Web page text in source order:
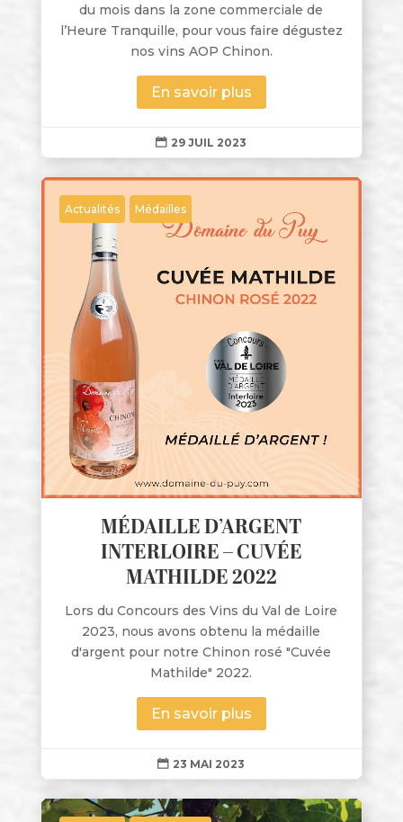
du mois dans la zone commerciale de
l’Heure Tranquille, pour vous faire dégustez
nos vins AOP Chinon.
En savoir plus
 29 JUIL 2023
Actualités Médailles
MÉDAILLE D’ARGENT
INTERLOIRE – CUVÉE
MATHILDE 2022
Lors du Concours des Vins du Val de Loire
2023, nous avons obtenu la médaille
d'argent pour notre Chinon rosé "Cuvée
Mathilde" 2022.
En savoir plus
 23 MAI 2023